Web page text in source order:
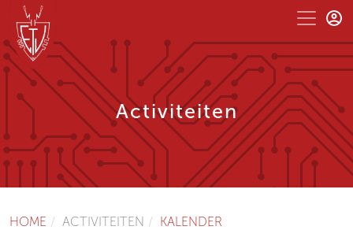
Activiteiten
HOME ACTIVITEITEN
KALENDER